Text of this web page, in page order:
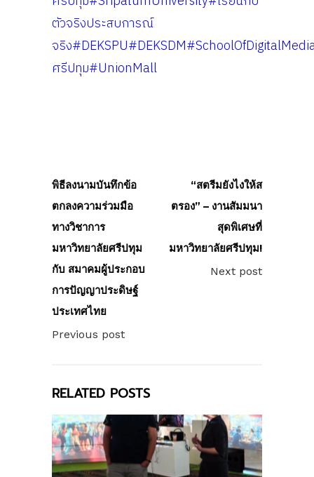
ตัวจริงประสบการณ์
จริง#DEKSPU#DEKSDM
ศรีปทุม#UnionMall
พิธีลงนามบันทึกข้อ
ตกลงความร่วมมือ
ทางวิชาการ
มหาวิทยาลัยศรีปทุม
กับ สมาคมผู้ประกอบ
การปัญญาประดิษฐ์
ประเทศไทย
Previous post
“สตรีมยังไงให้ส
ตรอง” – งานสัมมนา
สุดพิเศษที่
มหาวิทยาลัยศรีปทุม!
Next post
RELATED POSTS